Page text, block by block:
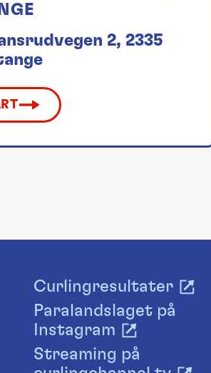
2, 2335
Curlingresultater
Paralandslaget på
Instagram
Streaming på